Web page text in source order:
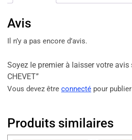
Avis
Il n’y a pas encore d’avis.
Soyez le premier à laisser votre avis
CHEVET”
Vous devez être connecté pour
Produits similaires